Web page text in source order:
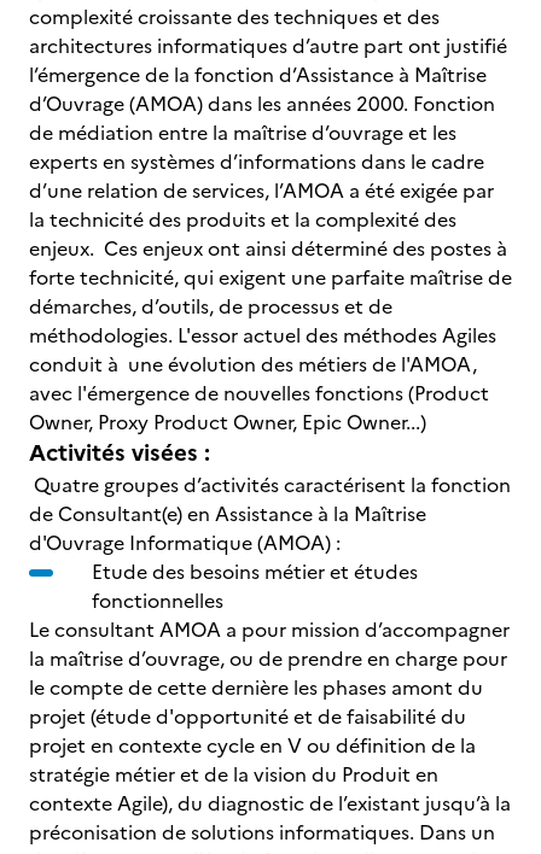
complexité croissante des techniques et des
architectures informatiques d’autre part ont justifié
l’émergence de la fonction d’Assistance à Maîtrise
d’Ouvrage (AMOA) dans les années 2000. Fonction
de médiation entre la maîtrise d’ouvrage et les
experts en systèmes d’informations dans le cadre
d’une relation de services, l’AMOA a été exigée par
la technicité des produits et la complexité des
enjeux. Ces enjeux ont ainsi déterminé des postes à
forte technicité, qui exigent une parfaite maîtrise de
démarches, d’outils, de processus et de
méthodologies. L'essor actuel des méthodes Agiles
conduit à une évolution des métiers de l'AMOA,
avec l'émergence de nouvelles fonctions (Product
Owner, Proxy Product Owner, Epic Owner...)
Activités visées :
Quatre groupes d’activités caractérisent la fonction
de Consultant(e) en Assistance à la Maîtrise
d'Ouvrage Informatique (AMOA) :
Etude des besoins métier et études
fonctionnelles
Le consultant AMOA a pour mission d’accompagner
la maîtrise d’ouvrage, ou de prendre en charge pour
le compte de cette dernière les phases amont du
projet (étude d'opportunité et de faisabilité du
projet en contexte cycle en V ou définition de la
stratégie métier et de la vision du Produit en
contexte Agile), du diagnostic de l’existant jusqu’à la
préconisation de solutions informatiques. Dans un